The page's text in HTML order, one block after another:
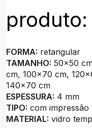
produto:
FORMA: retangular
TAMANHO: 50x50
cm, 100x70 cm,
140x70 cm
ESPESSURA: 4 mm
TIPO: com impressão
MATERIAL: vidro